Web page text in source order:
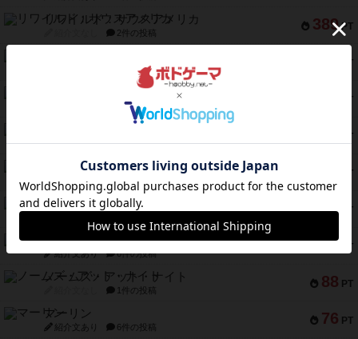
389 PT
リワイルド：サウスアメリカ
2件の投稿
PT
1件の投稿
PT
8件の投稿
PT
紹介文あり 1件の投稿
PT
ワン・トゥ・ファイブ
紹介文あり 1件の投稿
91 PT
南北戦争
91 PT
ふたつの城の物語
紹介文あり 6件の投稿
88 PT
ノームズ・アット・ナイト
1件の投稿
76 PT
マーリン
紹介文あり 6件の投稿